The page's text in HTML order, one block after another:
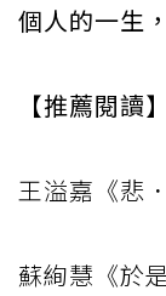
個人的一生
【推薦閱讀】
王溢嘉《悲
蘇絢慧《於